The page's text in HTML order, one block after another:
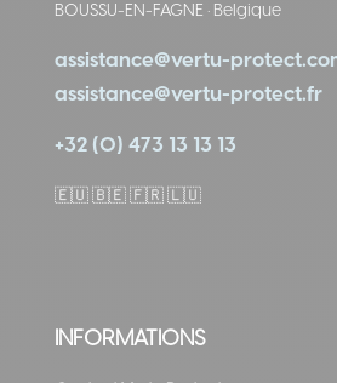
BOUSSU-EN-FAGNE ·Belgique
assistance@vertu-
assistance@vertu-protect.fr
+32 (0) 473 13 13 13
🇪🇺 🇧🇪 🇫🇷 🇱🇺
INFORMATIONS